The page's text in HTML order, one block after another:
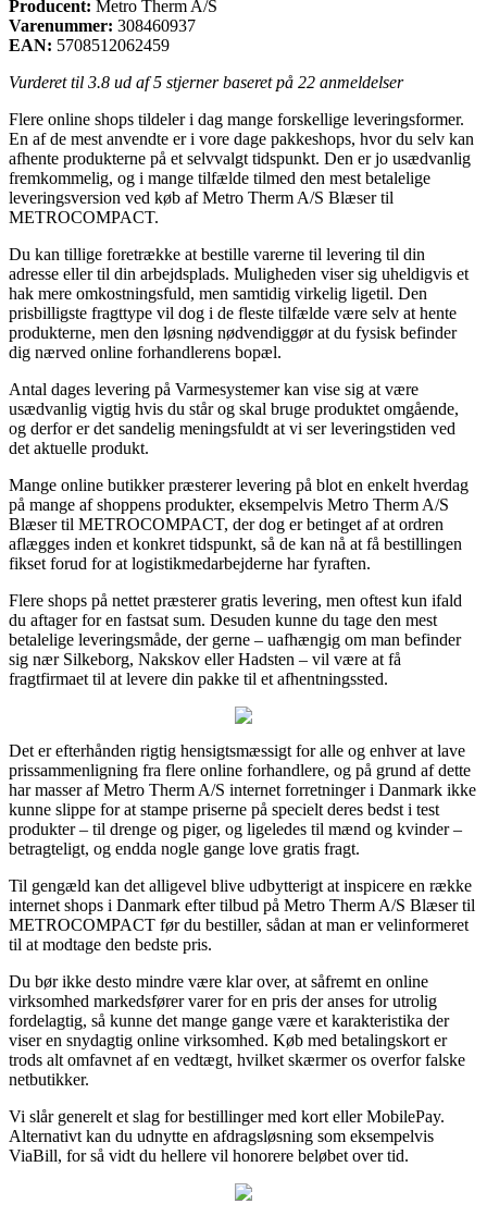
Producent: Metro Therm A/S
Varenummer: 308460937
EAN: 5708512062459
Vurderet til 3.8 ud af 5 stjerner baseret på 22 anmeldelser
Flere online shops tildeler i dag mange forskellige leveringsformer.
En af de mest anvendte er i vore dage pakkeshops, hvor du selv kan
afhente produkterne på et selvvalgt tidspunkt. Den er jo usædvanlig
fremkommelig, og i mange tilfælde tilmed den mest betalelige
leveringsversion ved køb af Metro Therm A/S Blæser til
METROCOMPACT.
Du kan tillige foretrække at bestille varerne til levering til din
adresse eller til din arbejdsplads. Muligheden viser sig uheldigvis et
hak mere omkostningsfuld, men samtidig virkelig ligetil. Den
prisbilligste fragttype vil dog i de fleste tilfælde være selv at hente
produkterne, men den løsning nødvendiggør at du fysisk befinder
dig nærved online forhandlerens bopæl.
Antal dages levering på Varmesystemer kan vise sig at være
usædvanlig vigtig hvis du står og skal bruge produktet omgående,
og derfor er det sandelig meningsfuldt at vi ser leveringstiden ved
det aktuelle produkt.
Mange online butikker præsterer levering på blot en enkelt hverdag
på mange af shoppens produkter, eksempelvis Metro Therm A/S
Blæser til METROCOMPACT, der dog er betinget af at ordren
aflægges inden et konkret tidspunkt, så de kan nå at få bestillingen
fikset forud for at logistikmedarbejderne har fyraften.
Flere shops på nettet præsterer gratis levering, men oftest kun ifald
du aftager for en fastsat sum. Desuden kunne du tage den mest
betalelige leveringsmåde, der gerne – uafhængig om man befinder
sig nær Silkeborg, Nakskov eller Hadsten – vil være at få
fragtfirmaet til at levere din pakke til et afhentningssted.
Det er efterhånden rigtig hensigtsmæssigt for alle og enhver at lave
prissammenligning fra flere online forhandlere, og på grund af dette
har masser af Metro Therm A/S internet forretninger i Danmark ikke
kunne slippe for at stampe priserne på specielt deres bedst i test
produkter – til drenge og piger, og ligeledes til mænd og kvinder –
betragteligt, og endda nogle gange love gratis fragt.
Til gengæld kan det alligevel blive udbytterigt at inspicere en række
internet shops i Danmark efter tilbud på Metro Therm A/S Blæser til
METROCOMPACT før du bestiller, sådan at man er velinformeret
til at modtage den bedste pris.
Du bør ikke desto mindre være klar over, at såfremt en online
virksomhed markedsfører varer for en pris der anses for utrolig
fordelagtig, så kunne det mange gange være et karakteristika der
viser en snydagtig online virksomhed. Køb med betalingskort er
trods alt omfavnet af en vedtægt, hvilket skærmer os overfor falske
netbutikker.
Vi slår generelt et slag for bestillinger med kort eller MobilePay.
Alternativt kan du udnytte en afdragsløsning som eksempelvis
ViaBill, for så vidt du hellere vil honorere beløbet over tid.